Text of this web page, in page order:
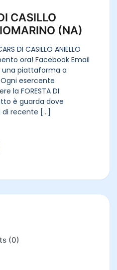
CASILLO
(NA)
DI CASILLO ANIELLO
ora! Facebook Email
una piattaforma a
esercente
la FORESTA DI
è guarda dove
recente [...]
(0)